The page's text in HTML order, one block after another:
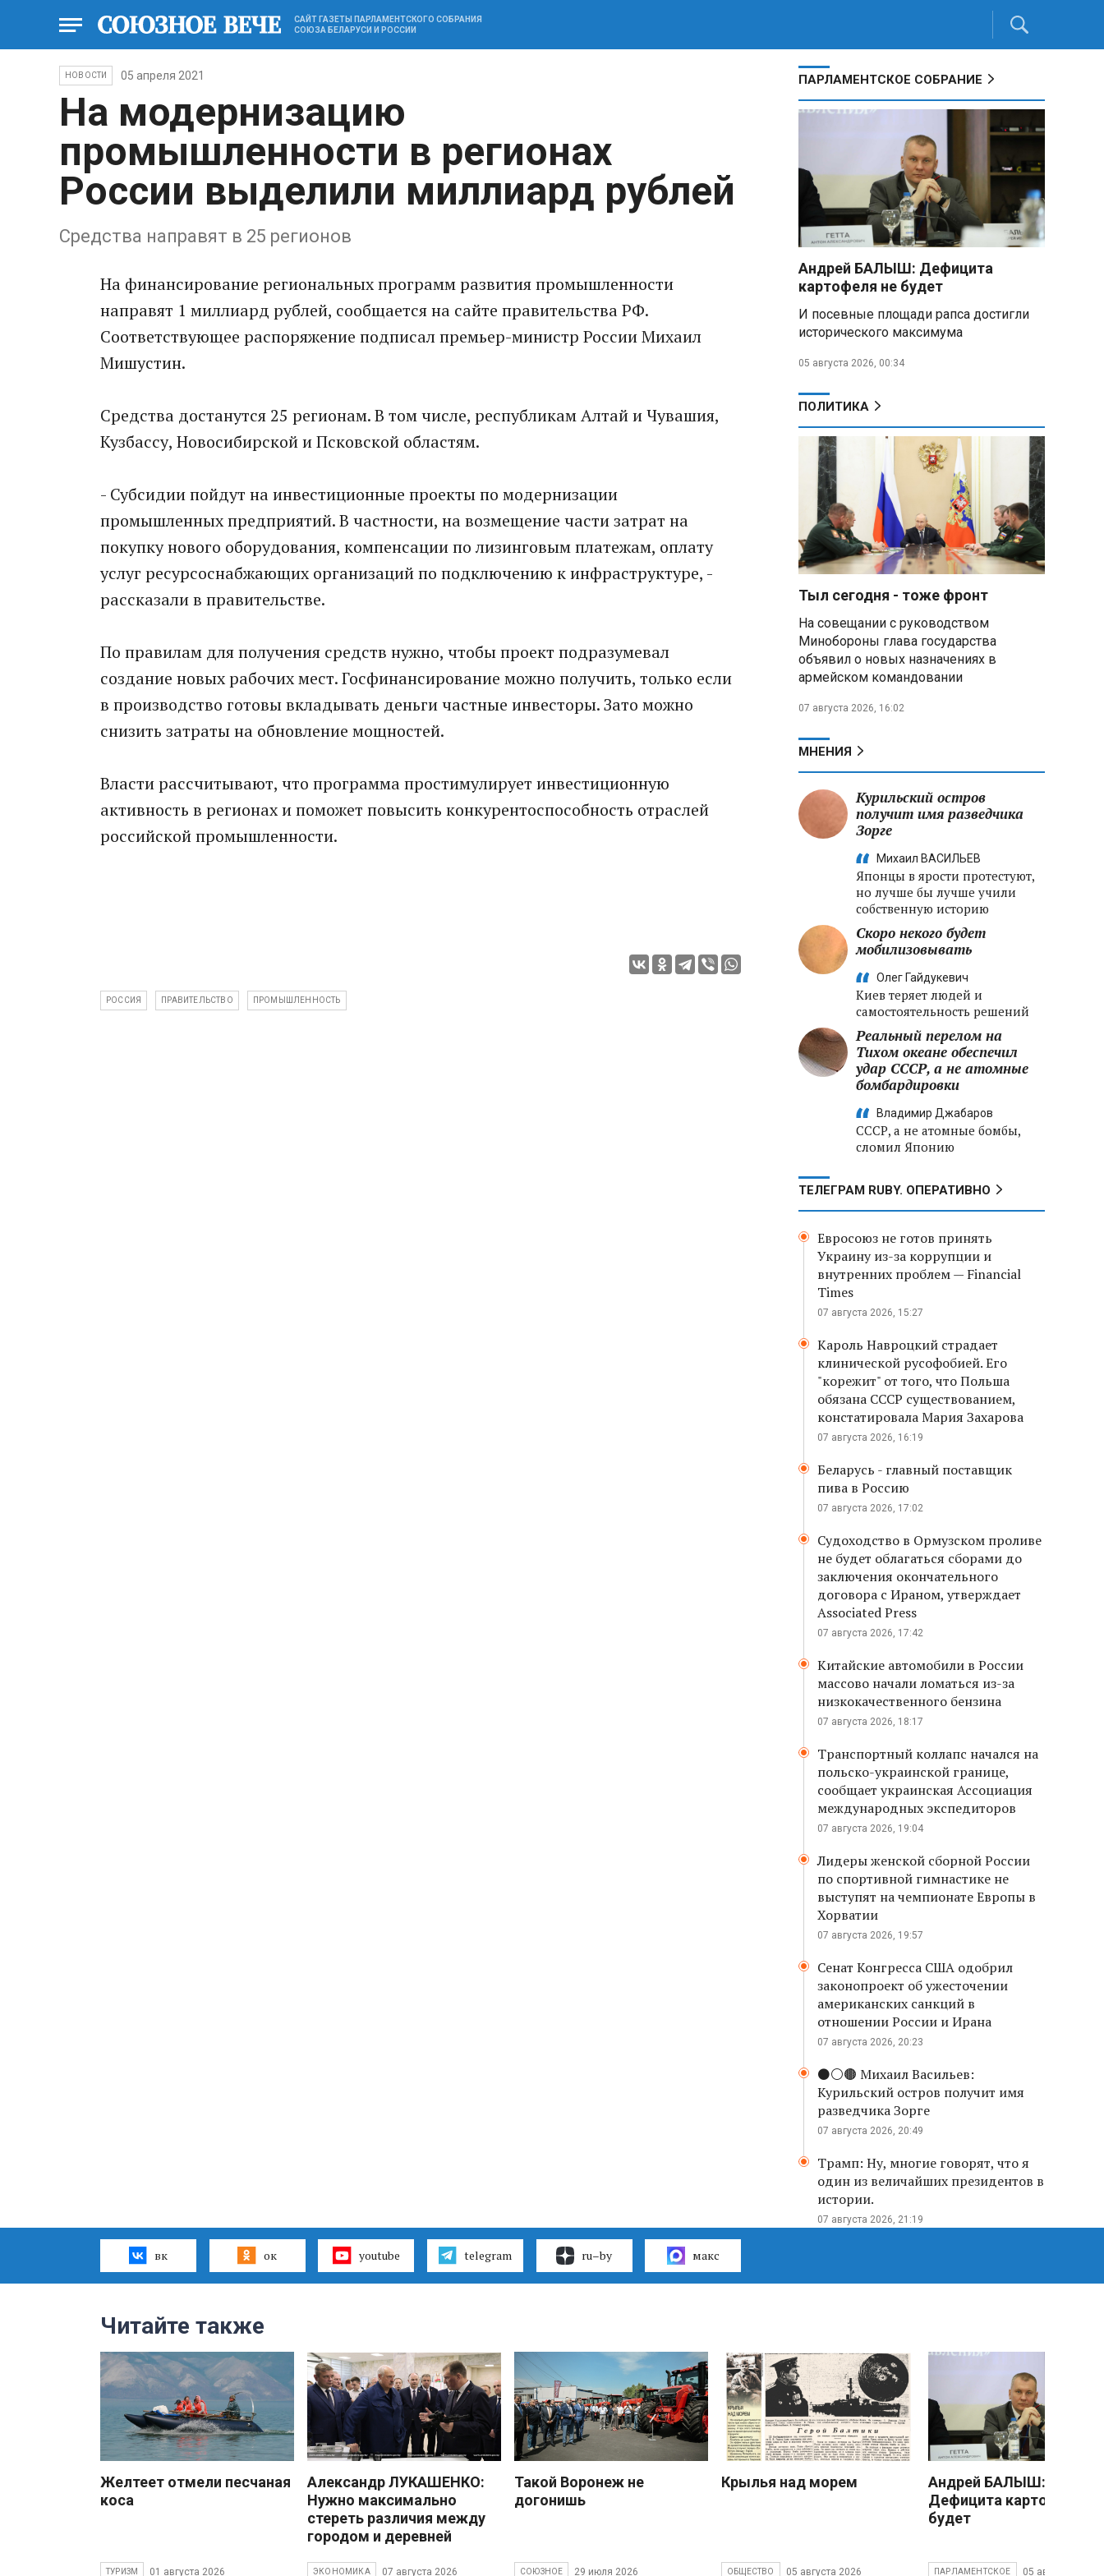
САЙТ ГАЗЕТЫ ПАРЛАМЕНТСКОГО СОБРАНИЯ
СОЮЗА БЕЛАРУСИ И РОССИИ
НОВОСТИ 05 апреля 2021
На модернизацию
промышленности в регионах
России выделили миллиард рублей
Средства направят в 25 регионов
На финансирование региональных программ развития промышленности
направят 1 миллиард рублей, сообщается на сайте правительства РФ.
Соответствующее распоряжение подписал премьер-министр России Михаил
Мишустин.
Средства достанутся 25 регионам. В том числе, республикам Алтай и Чувашия,
Кузбассу, Новосибирской и Псковской областям.
- Субсидии пойдут на инвестиционные проекты по модернизации
промышленных предприятий. В частности, на возмещение части затрат на
покупку нового оборудования, компенсации по лизинговым платежам, оплату
услуг ресурсоснабжающих организаций по подключению к инфраструктуре, -
рассказали в правительстве.
По правилам для получения средств нужно, чтобы проект подразумевал
создание новых рабочих мест. Госфинансирование можно получить, только если
в производство готовы вкладывать деньги частные инвесторы. Зато можно
снизить затраты на обновление мощностей.
Власти рассчитывают, что программа простимулирует инвестиционную
активность в регионах и поможет повысить конкурентоспособность отраслей
российской промышленности.
РОССИЯ ПРАВИТЕЛЬСТВО ПРОМЫШЛЕННОСТЬ
ПАРЛАМЕНТСКОЕ СОБРАНИЕ
Андрей БАЛЫШ: Дефицита
картофеля не будет
И посевные площади рапса достигли
исторического максимума
05 августа 2026, 00:34
ПОЛИТИКА
Тыл сегодня - тоже фронт
На совещании с руководством
Минобороны глава государства
объявил о новых назначениях в
армейском командовании
07 августа 2026, 16:02
МНЕНИЯ
Курильский остров
получит имя разведчика
Зорге
Михаил ВАСИЛЬЕВ
Японцы в ярости протестуют,
но лучше бы лучше учили
собственную историю
Скоро некого будет
мобилизовывать
Олег Гайдукевич
Киев теряет людей и
самостоятельность решений
Реальный перелом на
Тихом океане обеспечил
удар СССР, а не атомные
бомбардировки
Владимир Джабаров
СССР, а не атомные бомбы,
сломил Японию
ТЕЛЕГРАМ RUBY. ОПЕРАТИВНО
Евросоюз не готов принять
Украину из-за коррупции и
внутренних проблем — Financial
Times
07 августа 2026, 15:27
Кароль Навроцкий страдает
клинической русофобией. Его
"корежит" от того, что Польша
обязана СССР существованием,
констатировала Мария Захарова
07 августа 2026, 16:19
Беларусь - главный поставщик
пива в Россию
07 августа 2026, 17:02
Судоходство в Ормузском проливе
не будет облагаться сборами до
заключения окончательного
договора с Ираном, утверждает
Associated Press
07 августа 2026, 17:42
Китайские автомобили в России
массово начали ломаться из-за
низкокачественного бензина
07 августа 2026, 18:17
Транспортный коллапс начался на
польско-украинской границе,
сообщает украинская Ассоциация
международных экспедиторов
07 августа 2026, 19:04
Лидеры женской сборной России
по спортивной гимнастике не
выступят на чемпионате Европы в
Хорватии
07 августа 2026, 19:57
Сенат Конгресса США одобрил
законопроект об ужесточении
американских санкций в
отношении России и Ирана
07 августа 2026, 20:23
⚫️⚪️🟤 Михаил Васильев:
Курильский остров получит имя
разведчика Зорге
07 августа 2026, 20:49
Трамп: Ну, многие говорят, что я
один из величайших президентов в
истории.
07 августа 2026, 21:19
вк ок youtube telegram ru–by макс
Читайте также
Желтеет отмели песчаная
коса
ТУРИЗМ 01 августа 2026
Александр ЛУКАШЕНКО:
Нужно максимально
стереть различия между
городом и деревней
ЭКОНОМИКА 07 августа 2026
Такой Воронеж не
догонишь
СОЮЗНОЕ 29 июля 2026
Крылья над морем
ОБЩЕСТВО 05 августа 2026
Андрей БАЛЫШ:
Дефицита картофеля не
будет
ПАРЛАМЕНТСКОЕ 05 августа 2026